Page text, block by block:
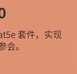
套件，实现
。